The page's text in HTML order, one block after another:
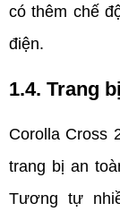
có thêm chế
điện.
1.4. Trang
Corolla Cross
trang bị an
Tương tự